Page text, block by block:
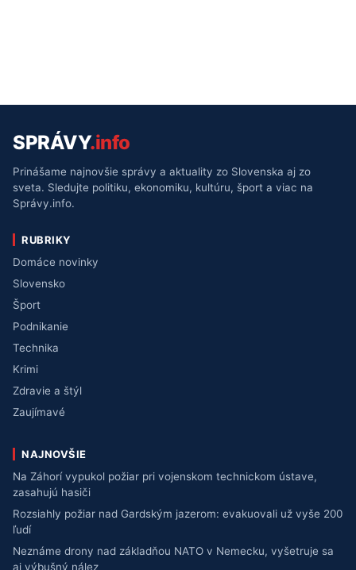
SPRÁVY.info
Prinášame najnovšie správy a aktuality zo Slovenska aj zo
sveta. Sledujte politiku, ekonomiku, kultúru, šport a viac na
Správy.info.
RUBRIKY
Domáce novinky
Slovensko
Šport
Podnikanie
Technika
Krimi
Zdravie a štýl
Zaujímavé
NAJNOVŠIE
Na Záhorí vypukol požiar pri vojenskom technickom ústave,
zasahujú hasiči
Rozsiahly požiar nad Gardským jazerom: evakuovali už vyše 200
ľudí
Neznáme drony nad základňou NATO v Nemecku, vyšetruje sa
aj výbušný nález